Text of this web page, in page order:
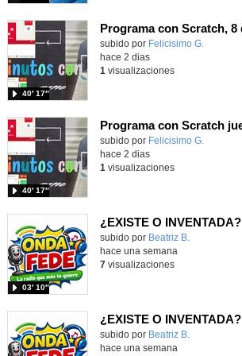
Contenido educativo.
subido por Felicisimo G.
40′ 17″
hace 2 dias
1 visualizaciones
Contenido educativo.
subido por Felicisimo G.
40′ 17″
hace 2 dias
1 visualizaciones
¿EXISTE O INVENTADA?
Contenido educativo.
subido por Beatriz B.
03′ 10″
hace una semana
7visualizaciones
¿EXISTE O INVENTADA?
Contenido educativo.
subido por Beatriz B.
hace una semana